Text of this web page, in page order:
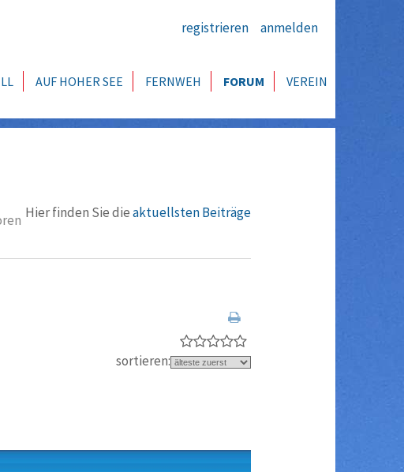
registrieren anmelden
AUF HOHER SEE FERNWEH FORUM VEREIN
Hier finden Sie dieaktuellsten Beiträge
sortieren: